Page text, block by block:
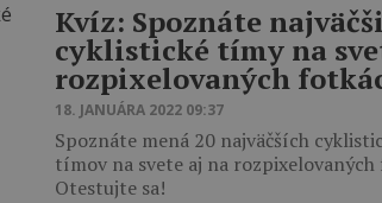
Kvíz: Spoznáte
cyklistické tímy na
rozpixelovaných
18. JANUÁRA 2022 09:37
Spoznáte mená 20 najväčších
tímov na svete aj na rozpixelovaných
Otestujte sa!